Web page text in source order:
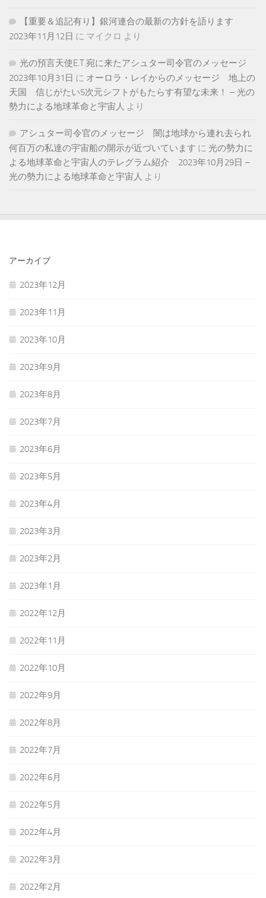
【重要＆追記有り】銀河連合の最新の方針を語ります
2023年11月12日 に マイクロ より
光の預言天使E.T.宛に来たアシュター司令官のメッセージ
2023年10月31日 に オーロラ・レイからのメッセージ 地上の
天国 信じがたい5次元シフトがもたらす有望な未来！ – 光の
勢力による地球革命と宇宙人 より
アシュター司令官のメッセージ 闇は地球から連れ去られ
何百万の私達の宇宙船の開示が近づいています に 光の勢力に
よる地球革命と宇宙人のテレグラム紹介 2023年10月29日 –
光の勢力による地球革命と宇宙人 より
アーカイブ
2023年12月
2023年11月
2023年10月
2023年9月
2023年8月
2023年7月
2023年6月
2023年5月
2023年4月
2023年3月
2023年2月
2023年1月
2022年12月
2022年11月
2022年10月
2022年9月
2022年8月
2022年7月
2022年6月
2022年5月
2022年4月
2022年3月
2022年2月